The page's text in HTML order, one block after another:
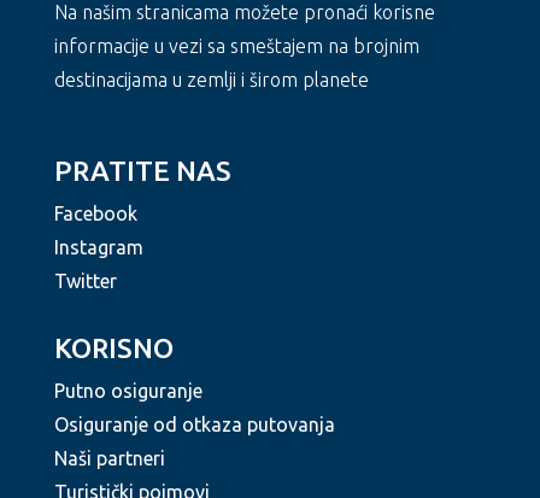
Na našim stranicama možete pronaći korisne
informacije u vezi sa smeštajem na brojnim
destinacijama u zemlji i širom planete
PRATITE NAS
Facebook
Instagram
Twitter
KORISNO
Putno osiguranje
Osiguranje od otkaza putovanja
Naši partneri
Turistički pojmovi